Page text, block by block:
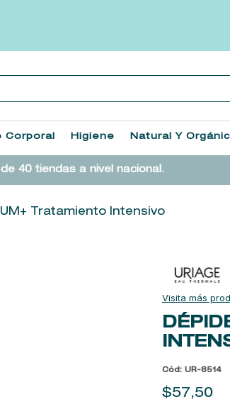
Corporal Higiene Natural Y
40 tiendas a nivel nacional.
Tratamiento Intensivo
Cód : UR-8514
$57,50